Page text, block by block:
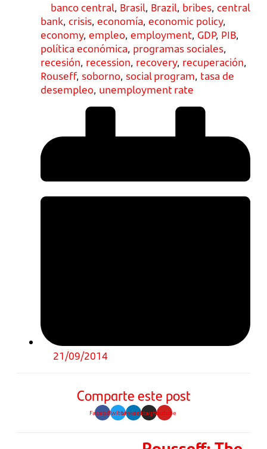
banco central, Brasil, Brazil, bribes, central
bank, crisis, economía, economic policy,
economy, empleo, employment, GDP, PIB,
política económica, programas sociales,
recesión, recession, recovery, recuperación,
Rouseff, soborno, social program, tasa de
desempleo, unemployment rate
21/09/2014
Comparte este post
FacebookTwitterLinkedinInstagramYoutube